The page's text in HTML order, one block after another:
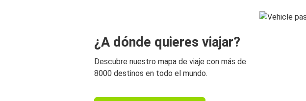
¿A dónde quieres viajar?
Descubre nuestro mapa de viaje con más de
8000 destinos en todo el mundo.